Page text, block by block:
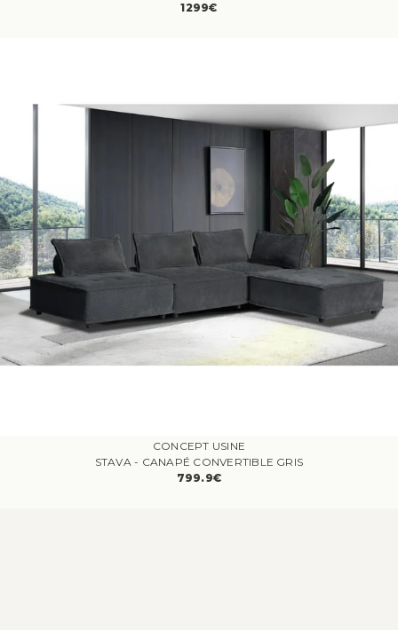
1299€
CONCEPT USINE
STAVA - CANAPÉ CONVERTIBLE GRIS
799.9€